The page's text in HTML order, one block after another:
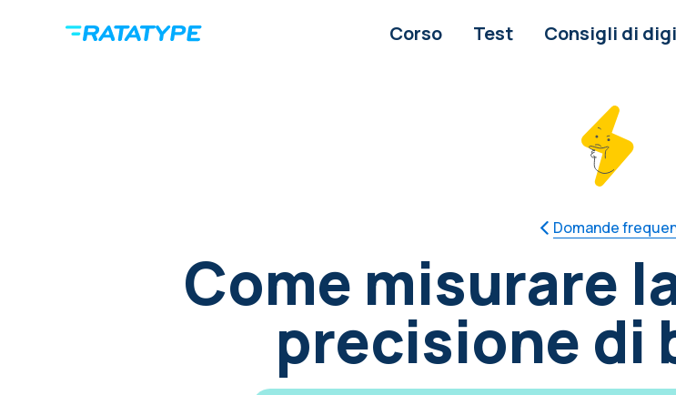
Corso Test Consigli di
Domande
Come misurare
precisione di